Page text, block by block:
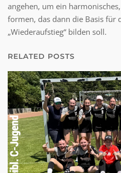
angehen, um ein
formen, das dann die Basis für
„Wiederaufstieg“ bilden soll.
RELATED POSTS